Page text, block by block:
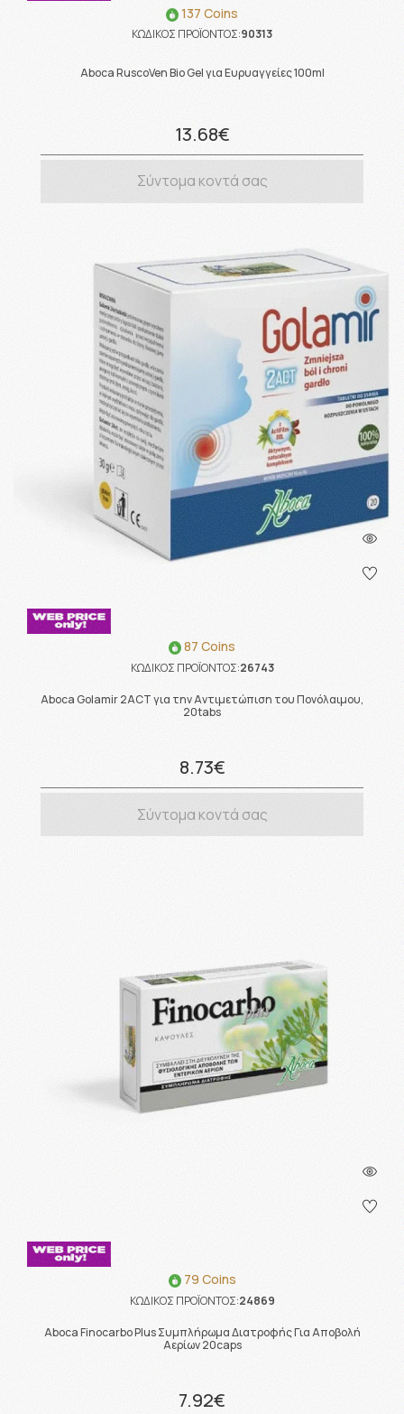
137 Coins
ΚΩΔΙΚΟΣ ΠΡΟΪΟΝΤΟΣ:90313
Aboca RuscoVen Bio Gel για Ευρυαγγείες 100ml
13.68€
Σύντομα κοντά σας
87 Coins
ΚΩΔΙΚΟΣ ΠΡΟΪΟΝΤΟΣ:26743
Aboca Golamir 2ACT για την Αντιμετώπιση του Πονόλαιμου,
20tabs
8.73€
Σύντομα κοντά σας
79 Coins
ΚΩΔΙΚΟΣ ΠΡΟΪΟΝΤΟΣ:24869
Aboca Finocarbo Plus Συμπλήρωμα Διατροφής Για Αποβολή
Αερίων 20caps
7.92€